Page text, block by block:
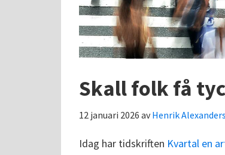
Skall folk få
12 januari 2026 avHenrik
Idag har tidskriften Kvartal en